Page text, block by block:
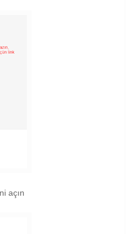
açın